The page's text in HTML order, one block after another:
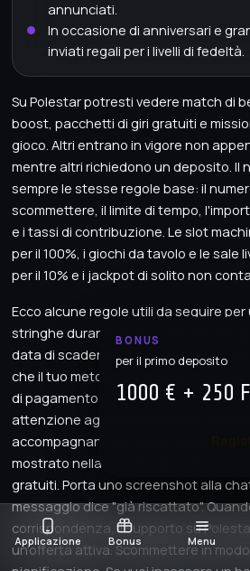
annunciati.
In occasione di anniversari e
inviati regali per i livelli di fedeltà.
Su Polestar potresti vedere match di
boost, pacchetti di giri gratuiti e
gioco. Altri entrano in vigore non
mentre altri richiedono un deposito. Il
sempre le stesse regole base: il
scommettere, il limite di tempo,
e i tassi di contribuzione. Le slot
per il 100%, i giochi da tavolo e le sale
per il 10% e i jackpot di solito non
Ecco alcune regole utili da seguire
stringhe durano tra le 24 e le 72 ore,
data di scadenza. Assicurati di
che il tuo metodo di pagamento sia
di pagamento non attivano le
attenzione agli importi minimi e
accompagnano un round bonus. Il
mostrato nella finestra di conferma se
gratuiti. Porta uno screenshot alla
messaggio dice "già riscattato".
corrispondenza, il supporto su
un'offerta attiva. Scommettere in
Applicazione Bonus Menu
BONUS
per il primo deposito
1000 € + 250